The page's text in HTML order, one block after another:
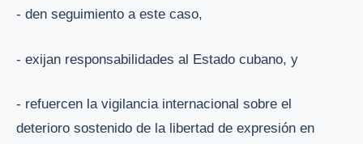
- den seguimiento a este caso,
- exijan responsabilidades al Estado cubano, y
- refuercen la vigilancia internacional sobre el
deterioro sostenido de la libertad de expresión en